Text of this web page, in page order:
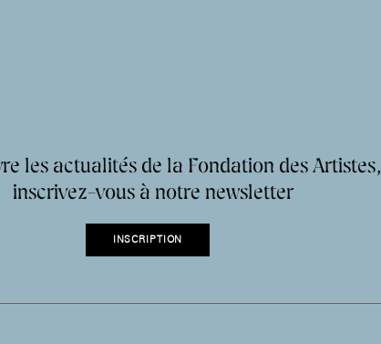
les actualités de la Fondation des Artistes,
inscrivez-vous à notre newsletter
INSCRIPTION